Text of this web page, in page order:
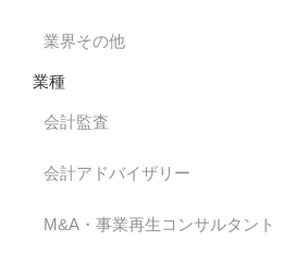
業界その他
業種
会計監査
会計アドバイザリー
M&A・事業再生コンサルタント